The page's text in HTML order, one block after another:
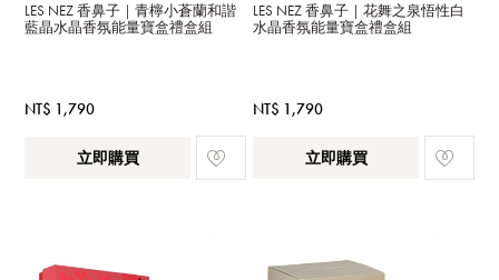
LES NEZ 香鼻子｜青檸小蒼蘭和諧
藍晶水晶香氛能量寶盒禮盒組
NT$ 1,790
立即購買
LES NEZ 香鼻子｜花舞之泉悟性白
水晶香氛能量寶盒禮盒組
NT$ 1,790
立即購買